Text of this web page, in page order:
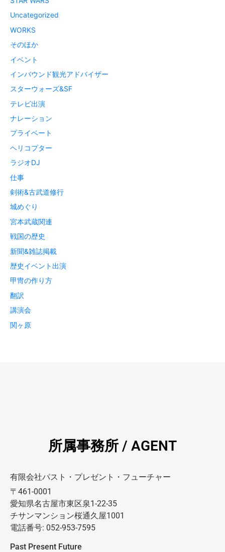
Uncategorized
WORKS
そのほか
イベント
インバウンド観光アドバイザー
スターウォーズ&SF
テレビ出演
ナレーション
プライベート
ヘリコプター
ラジオDJ
仕事
剣術&古武道修行
城めぐり
宮本武蔵関連
戦国の歴史
新聞&雑誌掲載
歴史イベント出演
甲冑の作り方
翻訳
講演会
関ヶ原
所属事務所 / AGENT
有限会社パスト・プレゼント・フューチャー
〒461-0001
愛知県名古屋市東区泉1-22-35
チサンマンション桜通久屋1001
電話番号: 052-953-7595
Past Present Future